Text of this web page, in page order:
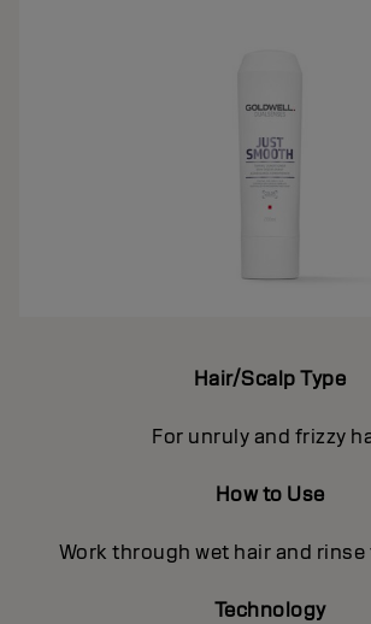
Hair/Scalp Type
For unruly and frizzy
How to Use
Work through wet hair and
Technology